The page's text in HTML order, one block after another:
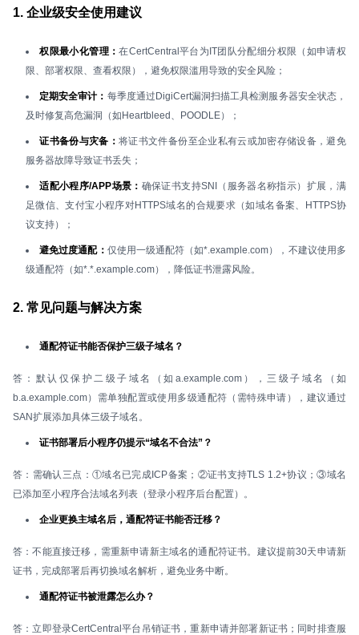
1. 企业级安全使用建议
权限最小化管理：在CertCentral平台为IT团队分配细分权限（如申请权
限、部署权限、查看权限），避免权限滥用导致的安全风险；
定期安全审计： 每季度通过DigiCert漏洞扫描工具检测服务器安全状态，
及时修复高危漏洞（如Heartbleed、POODLE）；
证书备份与灾备：将证书文件备份至企业私有云或加密存储设备，避免
服务器故障导致证书丢失；
适配小程序/APP场景： 确保证书支持SNI（服务器名称指示）扩展，满
足微信、支付宝小程序对HTTPS域名的合规要求（如域名备案、HTTPS协
议支持）；
避免过度通配： 仅使用一级通配符（如*.example.com），不建议使用多
级通配符（如*.*.example.com），降低证书泄露风险。
2. 常见问题与解决方案
通配符证书能否保护三级子域名？
答：默认仅保护二级子域名（如a.example.com），三级子域名（如
b.a.example.com）需单独配置或使用多级通配符（需特殊申请），建议通过
SAN扩展添加具体三级子域名。
证书部署后小程序仍提示“域名不合法”？
答：需确认三点：①域名已完成ICP备案；②证书支持TLS 1.2+协议；③域名
已添加至小程序合法域名列表（登录小程序后台配置）。
企业更换主域名后，通配符证书能否迁移？
答：不能直接迁移，需重新申请新主域名的通配符证书。建议提前30天申请新
证书，完成部署后再切换域名解析，避免业务中断。
通配符证书被泄露怎么办？
答：立即登录CertCentral平台吊销证书，重新申请并部署新证书；同时排查服